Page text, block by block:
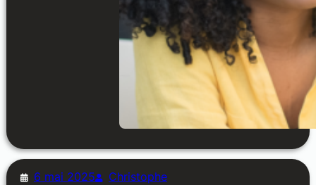
6 mai 2025 Christophe